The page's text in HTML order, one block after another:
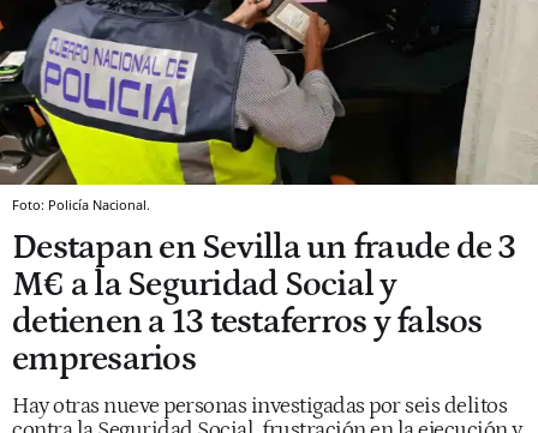
Foto: Policía Nacional.
Destapan en Sevilla un fraude de 3
M€ a la Seguridad Social y
detienen a 13 testaferros y falsos
empresarios
Hay otras nueve personas investigadas por seis delitos